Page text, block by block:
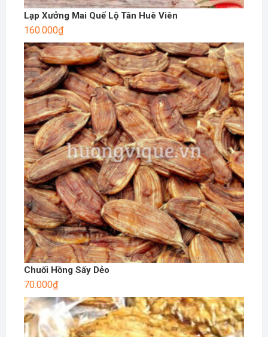
Lạp Xưởng Mai Quế Lộ Tân Huê Viên
160.000₫
Chuối Hồng Sấy Dẻo
70.000₫